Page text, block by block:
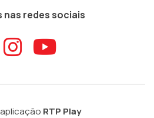
nas redes sociais
ao
Aceder ao
Aceder
RTP Play